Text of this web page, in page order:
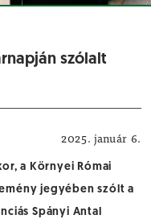
szólalt
2025. január 6.
a Környei Római
jegyében szólt a
Spányi Antal